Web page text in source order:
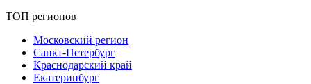
ТОП регионов
Московский регион
Санкт-Петербург
Краснодарский край
Екатеринбург